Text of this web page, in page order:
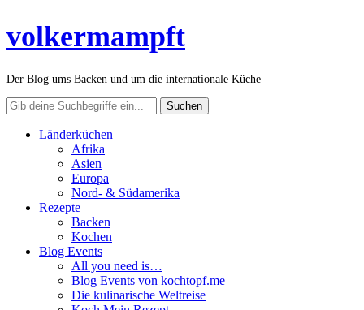
volkermampft
Der Blog ums Backen und um die internationale Küche
Länderküchen
Afrika
Asien
Europa
Nord- & Südamerika
Rezepte
Backen
Kochen
Blog Events
All you need is…
Blog Events von kochtopf.me
Die kulinarische Weltreise